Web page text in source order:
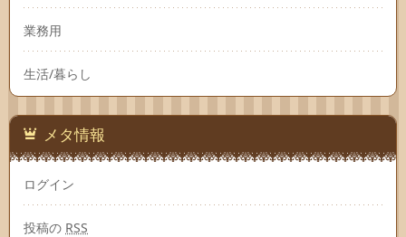
業務用
生活/暮らし
メタ情報
ログイン
投稿の RSS